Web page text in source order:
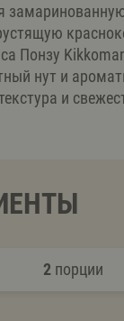
Понзу
нут и
и
2порции